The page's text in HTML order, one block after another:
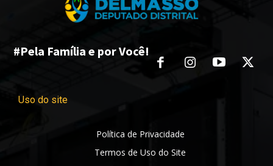
#Pela Família e por Você!
Uso do site
Política de Privacidade
Termos de Uso do Site